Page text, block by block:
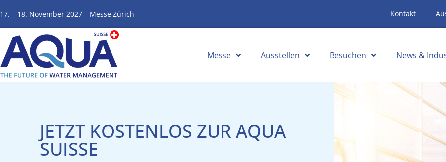
17. – 18. November 2027 – Messe Zürich Kontakt
Messe Ausstellen Besuchen News &
JETZT KOSTENLOS ZUR AQUA
SUISSE